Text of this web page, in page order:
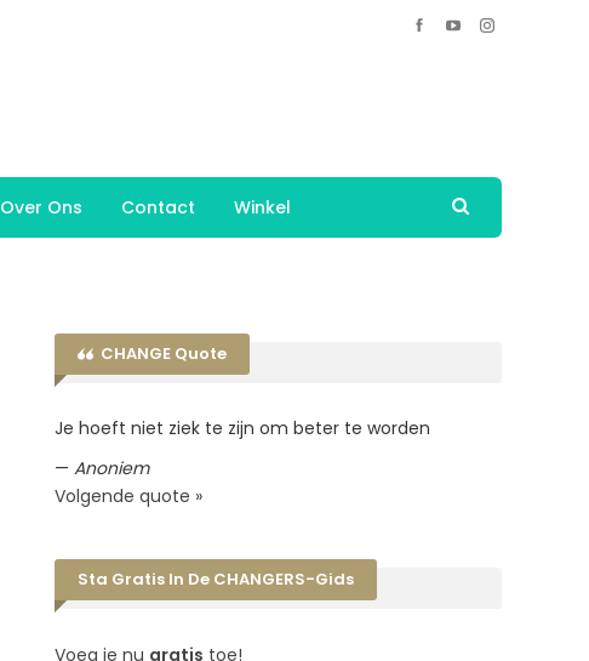
Over Ons Contact Winkel
CHANGE Quote
Je hoeft niet ziek te zijn om beter te worden
— Anoniem
Volgende quote »
Sta Gratis In De CHANGERS-Gids
Voeg je nu gratis toe!